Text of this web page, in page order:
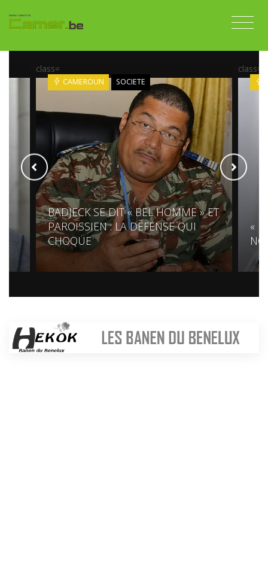
class=
CAMEROUN SOCIETE
BADJECK SE DIT « BEL HOMME » ET
PAROISSIEN : LA DÉFENSE QUI
CHOQUE
class=
«